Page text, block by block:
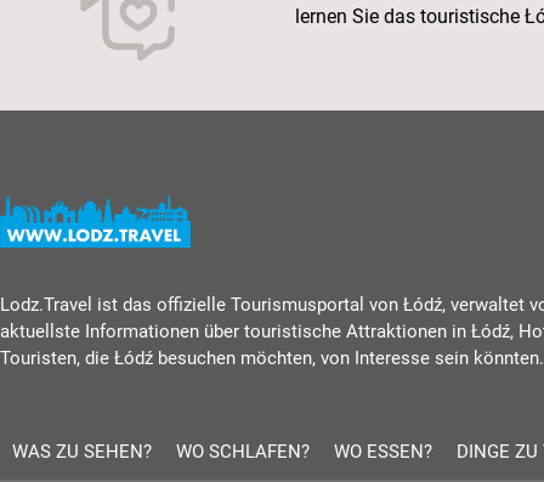
lernen Sie das touristische
Lodz.Travel ist das offizielle Tourismusportal von Łódź, verwaltet
aktuellste Informationen über touristische Attraktionen in Łódź,
Touristen, die Łódź besuchen möchten, von Interesse sein
WAS ZU SEHEN? WO SCHLAFEN? WO ESSEN? DINGE ZU